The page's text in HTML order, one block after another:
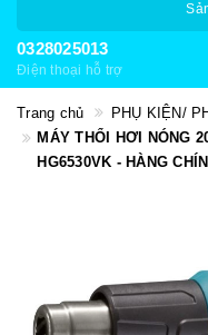
0328025013
Điện thoại hỗ trợ
Trang chủ
PHỤ KIỆN/
MÁY THỔI HƠI NÓNG
HG6530VK - HÀNG